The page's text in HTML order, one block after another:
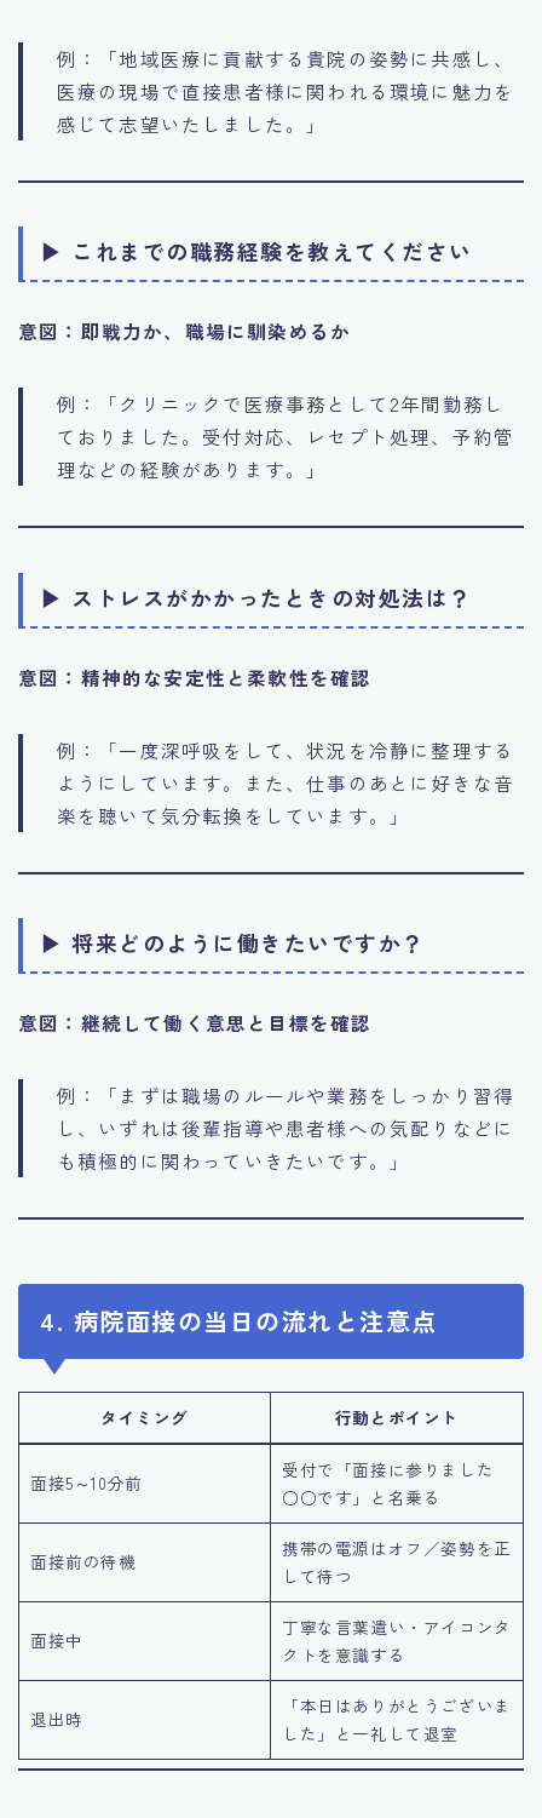
例：「地域医療に貢献する貴院の姿勢に共感し、
医療の現場で直接患者様に関われる環境に魅力を
感じて志望いたしました。」
▶ これまでの職務経験を教えてください
意図：即戦力か、職場に馴染めるか
例：「クリニックで医療事務として2年間勤務し
ておりました。受付対応、レセプト処理、予約管
理などの経験があります。」
▶ ストレスがかかったときの対処法は？
意図：精神的な安定性と柔軟性を確認
例：「一度深呼吸をして、状況を冷静に整理する
ようにしています。また、仕事のあとに好きな音
楽を聴いて気分転換をしています。」
▶ 将来どのように働きたいですか？
意図：継続して働く意思と目標を確認
例：「まずは職場のルールや業務をしっかり習得
し、いずれは後輩指導や患者様への気配りなどに
も積極的に関わっていきたいです。」
4. 病院面接の当日の流れと注意点
タイミング 行動とポイント
面接5～10分前
受付で「面接に参りました
○○です」と名乗る
面接前の待機
携帯の電源はオフ／姿勢を正
して待つ
面接中
丁寧な言葉遣い・アイコンタ
クトを意識する
退出時
「本日はありがとうございま
した」と一礼して退室